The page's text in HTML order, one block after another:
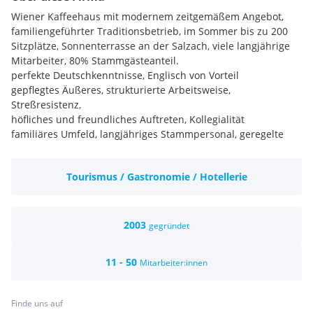
Wiener Kaffeehaus mit modernem zeitgemäßem Angebot,
familiengeführter Traditionsbetrieb, im Sommer bis zu 200
Sitzplätze, Sonnenterrasse an der Salzach, viele langjährige
Mitarbeiter, 80% Stammgästeanteil.
perfekte Deutschkenntnisse, Englisch von Vorteil
gepflegtes Äußeres, strukturierte Arbeitsweise,
Streßresistenz,
höfliches und freundliches Auftreten, Kollegialität
familiäres Umfeld, langjähriges Stammpersonal, geregelte
Personalunterkünfte können zur Verfügung gestellt werden,
Tourismus / Gastronomie / Hotellerie
2003 gegründet
11 - 50 Mitarbeiter:innen
Finde uns auf